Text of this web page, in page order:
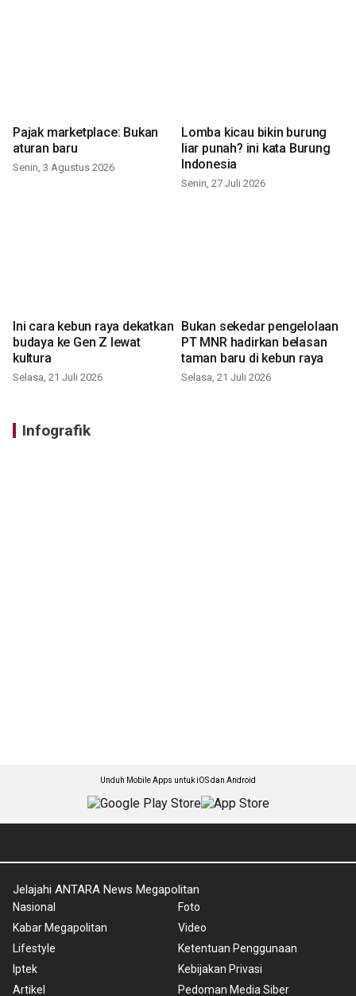
Pajak marketplace: Bukan
aturan baru
Senin, 3 Agustus 2026
Lomba kicau bikin burung
liar punah? ini kata Burung
Indonesia
Senin, 27 Juli 2026
Ini cara kebun raya dekatkan
budaya ke Gen Z lewat
kultura
Selasa, 21 Juli 2026
Bukan sekedar pengelolaan
PT MNR hadirkan belasan
taman baru di kebun raya
Selasa, 21 Juli 2026
Infografik
Unduh Mobile Apps untuk iOS dan Android
Jelajahi ANTARA News Megapolitan
Nasional
Kabar Megapolitan
Lifestyle
Iptek
Artikel
Foto
Video
Ketentuan Penggunaan
Kebijakan Privasi
Pedoman Media Siber